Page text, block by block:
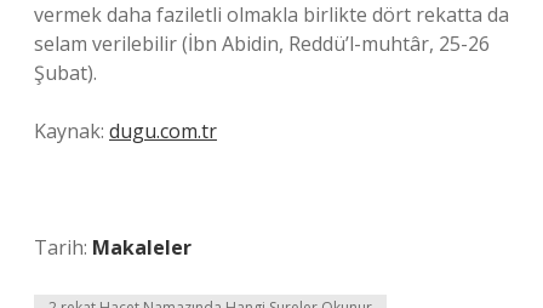
vermek daha faziletli olmakla birlikte dört rekatta da
selam verilebilir (İbn Abidin, Reddü’l-muhtâr, 25-26
Şubat).
Kaynak: dugu.com.tr
Tarih: Makaleler